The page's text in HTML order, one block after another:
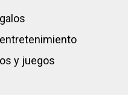
y juegos